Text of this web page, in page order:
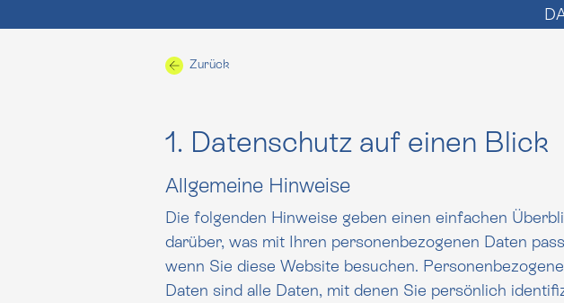
Zurück
1. Datenschutz auf einen Blick
Allgemeine Hinweise
Die folgenden Hinweise geben einen einfachen
darüber, was mit Ihren personenbezogenen Daten passiert,
wenn Sie diese Website besuchen. Personenbezogene
Daten sind alle Daten, mit denen Sie persönlich identifiziert